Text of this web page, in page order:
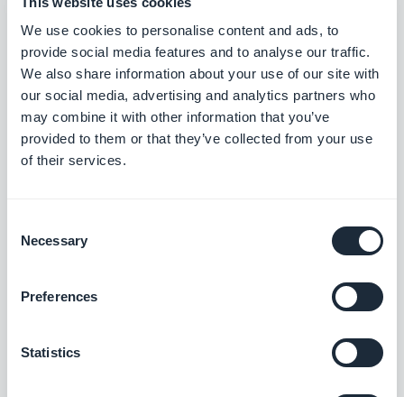
We use cookies to personalise content and ads, to
provide social media features and to analyse our traffic.
We also share information about your use of our site with
our social media, advertising and analytics partners who
may combine it with other information that you’ve
provided to them or that they’ve collected from your use
of their services.
Selection
Necessary
Preferences
Statistics
Rafforzate l'identità del vostro marchio con
un dominio unico per la vostra Progressive
Web App
Gratis
Sitemap di Google e Search Console
Aumentate la visibilità della vostra PWA sui